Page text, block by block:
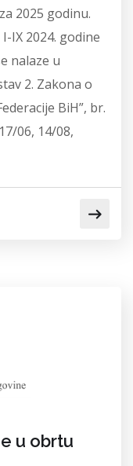
2025 godinu.
IX 2024. godine
nalaze u
2. Zakona o
BiH”, br.
06, 14/08,
u obrtu